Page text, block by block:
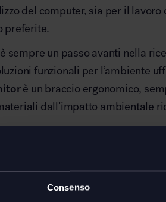
Consenso
del computer, sia per il lavoro
preferite.
è sempre un passo avanti nella
funzionali per l’ambiente
è un braccio ergonomico,
dall’impatto ambientale
integrate per la gestione dei
schermo, a richiesta, su Lima,
braccio.